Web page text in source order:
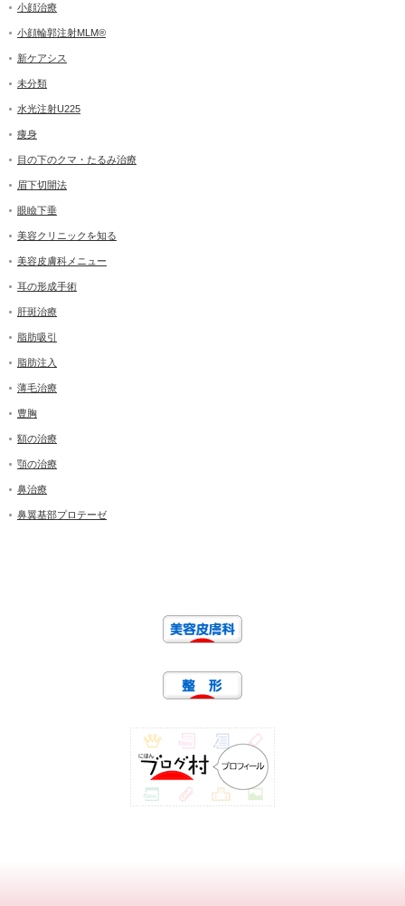
小顔治療
小顔輪郭注射MLM®
新ケアシス
未分類
水光注射U225
痩身
目の下のクマ・たるみ治療
眉下切開法
眼瞼下垂
美容クリニックを知る
美容皮膚科メニュー
耳の形成手術
肝斑治療
脂肪吸引
脂肪注入
薄毛治療
豊胸
額の治療
顎の治療
鼻治療
鼻翼基部プロテーゼ